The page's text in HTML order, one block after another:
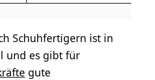
Schuhfertigern ist in
und es gibt für
gute